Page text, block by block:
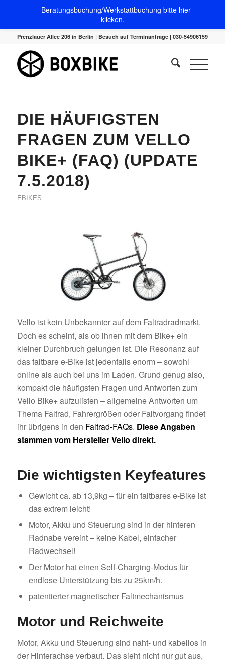
Prenzlauer Allee 206 in Berlin | Besuch auf Terminanfrage | 030-54906159
DIE HÄUFIGSTEN
FRAGEN ZUM VELLO
BIKE+ (FAQ) (UPDATE
7.5.2018)
EBIKES
Vello ist kein Unbekannter auf dem Faltradradmarkt.
Doch es scheint, als ob ihnen mit dem Bike+ ein
kleiner Durchbruch gelungen ist. Die Resonanz auf
das faltbare e-Bike ist jedenfalls enorm – sowohl
online als auch bei uns im Laden. Grund genug also,
kompakt die häufigsten Fragen und Antworten zum
Vello Bike+ aufzulisten – allgemeine Antworten um
Thema Faltrad, Fahrergrößen oder Faltvorgang findet
ihr übrigens in den Faltrad-FAQs. Diese Angaben
stammen vom Hersteller Vello direkt.
Die wichtigsten Keyfeatures
Gewicht ca. ab 13,9kg – für ein faltbares e-Bike ist
das extrem leicht!
Motor, Akku und Steuerung sind in der hinteren
Radnabe vereint – keine Kabel, einfacher
Radwechsel!
Der Motor hat einen Self-Charging-Modus für
endlose Unterstützung bis zu 25km/h.
patentierter magnetischer Faltmechanismus
Motor und Reichweite
Motor, Akku und Steuerung sind naht- und kabellos in
der Hinterachse verbaut. Das sieht nicht nur gut aus,
Beratungsbuchung/Werkstattbuchung bitte hier
klicken.